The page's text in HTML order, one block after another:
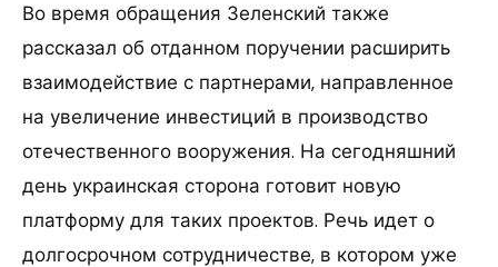
Во время обращения Зеленский также
рассказал об отданном поручении расширить
взаимодействие с партнерами, направленное
на увеличение инвестиций в производство
отечественного вооружения. На сегодняшний
день украинская сторона готовит новую
платформу для таких проектов. Речь идет о
долгосрочном сотрудничестве, в котором уже